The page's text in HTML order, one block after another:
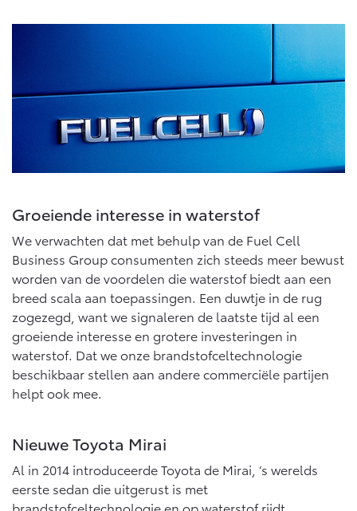
Proace City (excl. BTW)
OOK ALS BATTERIJ-
Proace (excl. BTW)
ELEKTRISCH
Vanaf € 37.500,-
Proace Verso
Vanaf € 55.950,-
Proace Max (excl. BTW)
Groeiende interesse in waterstof
We verwachten dat met behulp van de Fuel Cell
Business Group consumenten zich steeds meer bewust
worden van de voordelen die waterstof biedt aan een
breed scala aan toepassingen. Een duwtje in de rug
zogezegd, want we signaleren de laatste tijd al een
groeiende interesse en grotere investeringen in
waterstof. Dat we onze brandstofceltechnologie
beschikbaar stellen aan andere commerciële partijen
helpt ook mee.
Nieuwe Toyota Mirai
Al in 2014 introduceerde Toyota de Mirai, ‘s werelds
eerste sedan die uitgerust is met